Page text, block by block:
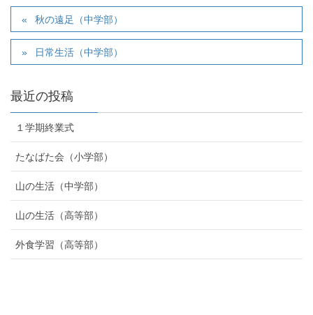
秋の遠足（中学部）
日常生活（中学部）
最近の投稿
１学期終業式
たなばた会（小学部）
山の生活（中学部）
山の生活（高等部）
外食学習（高等部）